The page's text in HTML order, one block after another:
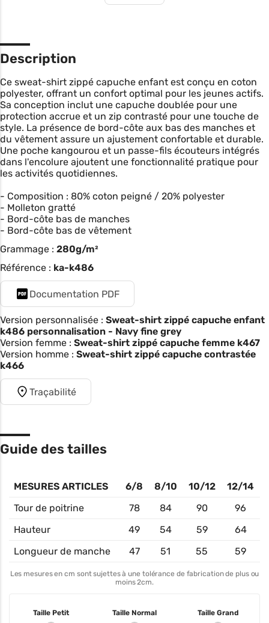
Description
Ce sweat-shirt zippé capuche enfant est conçu en coton
polyester, offrant un confort optimal pour les jeunes actifs.
Sa conception inclut une capuche doublée pour une
protection accrue et un zip contrasté pour une touche de
style. La présence de bord-côte aux bas des manches et
du vêtement assure un ajustement confortable et durable.
Une poche kangourou et un passe-fils écouteurs intégrés
dans l'encolure ajoutent une fonctionnalité pratique pour
les activités quotidiennes.
- Composition : 80% coton peigné / 20% polyester
- Molleton gratté
- Bord-côte bas de manches
- Bord-côte bas de vêtement
Grammage : 280g/m²
Référence : ka-k486
Documentation PDF
Version personnalisée : Sweat-shirt zippé capuche enfant
k486 personnalisation - Navy fine grey
Version femme : Sweat-shirt zippé capuche femme k467
Version homme : Sweat-shirt zippé capuche contrastée
k466
Traçabilité
Guide des tailles
MESURES ARTICLES 6/8 8/10 10/12
12/14
Tour de poitrine
78 84 90
96
Hauteur
49 54 59
64
Longueur de manche
47 51 55 59
Les mesures en cm sont sujettes à une tolérance de fabrication de plus ou
moins 2cm.
Taille Petit Taille Normal Taille Grand